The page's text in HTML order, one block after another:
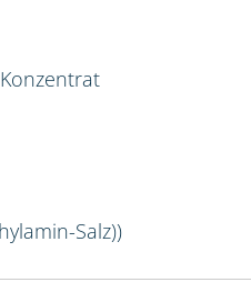
Salz))